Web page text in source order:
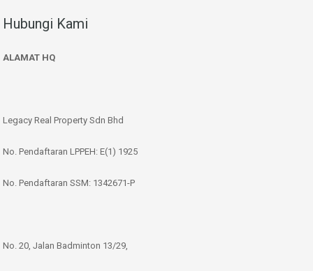
Hubungi Kami
ALAMAT HQ
Legacy Real Property Sdn Bhd
No. Pendaftaran LPPEH: E(1) 1925
No. Pendaftaran SSM: 1342671-P
No. 20, Jalan Badminton 13/29,